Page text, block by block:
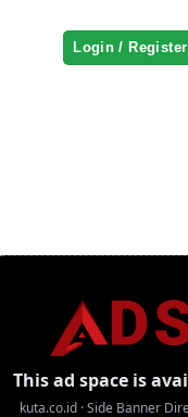
Login / Register